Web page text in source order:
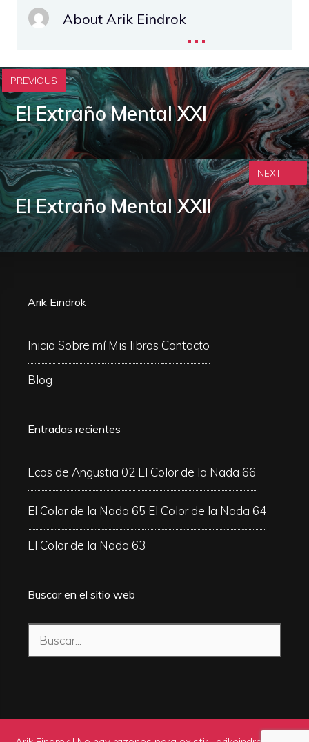
About Arik Eindrok...
PREVIOUS
El Extraño Mental XXI
El Extraño Mental XXII
NEXT
Arik Eindrok
Inicio Sobre mí Mis libros Contacto
Blog
Entradas recientes
Ecos de Angustia 02 El Color de la Nada 66
El Color de la Nada 65 El Color de la Nada 64
El Color de la Nada 63
Buscar en el sitio web